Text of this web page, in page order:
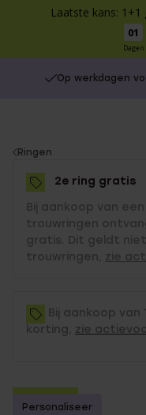
Laatste kans: 1+1
01
Dagen
Op werkdagen
You
are
here:
Ringen
2e ring gratis
Bij aankoop van
trouwringen
gratis. Dit geldt
trouwringen, zie
Bij aankoop van
korting, zie
2e gratis
Personaliseer